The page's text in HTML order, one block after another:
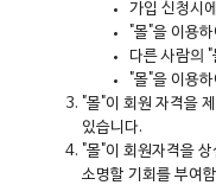
가입 신청시
"몰"을 이용
다른 사람의
"몰"을 이용
"몰"이 회원 자격을
있습니다.
"몰"이 회원자격을
소명할 기회를 부여